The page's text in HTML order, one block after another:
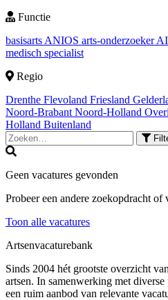
Functie
basisarts ANIOS arts-onderzoeker
medisch specialist
Regio
Drenthe Flevoland Friesland
Noord-Brabant Noord-Holland
Holland Buitenland
Geen vacatures gevonden
Probeer een andere zoekopdracht
Toon alle vacatures
Artsenvacaturebank
Sinds 2004 hét grootste overzicht
artsen. In samenwerking met
een ruim aanbod van relevante